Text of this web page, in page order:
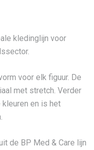
kledinglijn voor
voor elk figuur. De
met stretch. Verder
en is het
de BP Med & Care lijn